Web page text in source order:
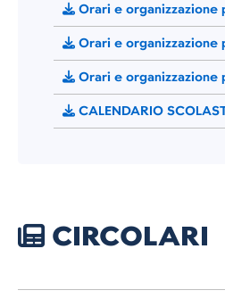
Orari e organizzazione
Orari e organizzazione
Orari e organizzazione
CALENDARIO
CIRCOLARI